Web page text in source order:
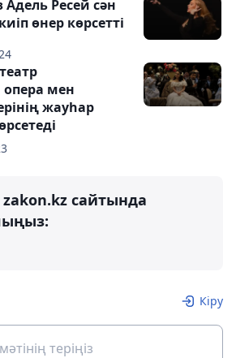
Ресей сән
өнер көрсетті
опера мен
жауhар
сайтында
Кіру